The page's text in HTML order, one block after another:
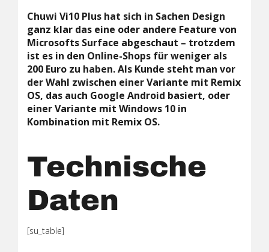
Chuwi Vi10 Plus hat sich in Sachen Design
ganz klar das eine oder andere Feature von
Microsofts Surface abgeschaut – trotzdem
ist es in den Online-Shops für weniger als
200 Euro zu haben. Als Kunde steht man vor
der Wahl zwischen einer Variante mit Remix
OS, das auch Google Android basiert, oder
einer Variante mit Windows 10 in
Kombination mit Remix OS.
Technische
Daten
[su_table]